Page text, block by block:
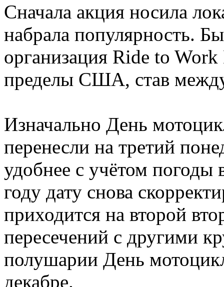
Сначала акция носила
набрала популярность.
организация Ride to
пределы США, став
Изначально День
перенесли на третий
удобнее с учётом
году дату снова
приходится на второй
пересечений с другими
полушарии День
декабре.